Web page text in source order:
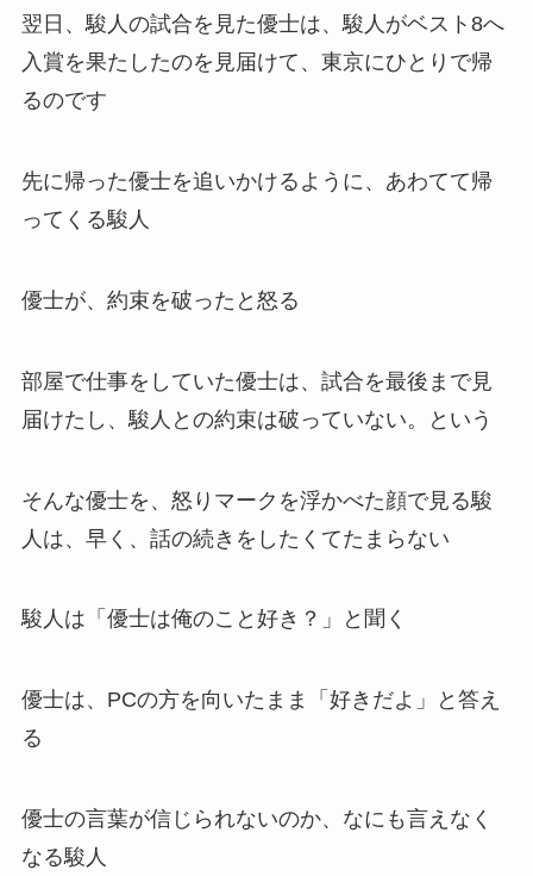
翌日、駿人の試合を見た優士は、駿人がベスト8へ
入賞を果たしたのを見届けて、東京にひとりで帰
るのです
先に帰った優士を追いかけるように、あわてて帰
ってくる駿人
優士が、約束を破ったと怒る
部屋で仕事をしていた優士は、試合を最後まで見
届けたし、駿人との約束は破っていない。という
そんな優士を、怒りマークを浮かべた顔で見る駿
人は、早く、話の続きをしたくてたまらない
駿人は「優士は俺のこと好き？」と聞く
優士は、PCの方を向いたまま「好きだよ」と答え
る
優士の言葉が信じられないのか、なにも言えなく
なる駿人